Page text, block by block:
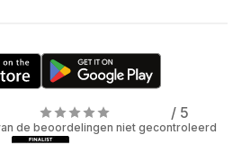
/ 5
de beoordelingen niet gecontroleerd